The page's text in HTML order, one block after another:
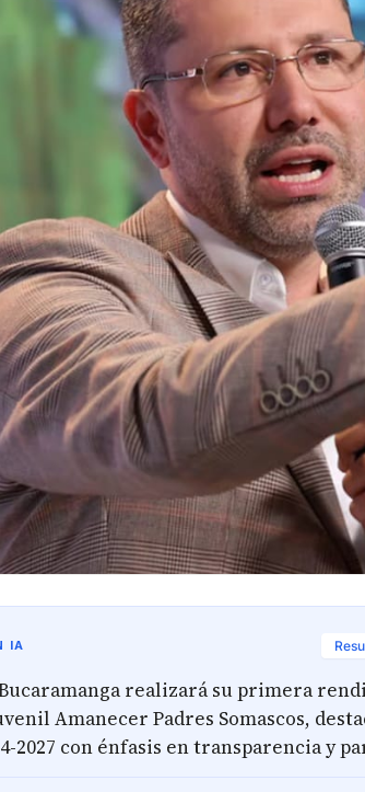
IA
realizará su primera
Amanecer Padres Somascos,
2027 con énfasis en transparencia y